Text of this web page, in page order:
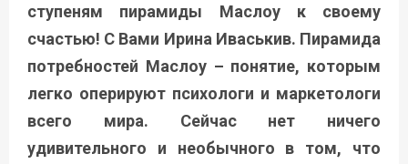
ступеням пирамиды Маслоу к своему
счастью! С Вами Ирина Иваськив. Пирамида
потребностей Маслоу – понятие, которым
легко оперируют психологи и маркетологи
всего мира. Сейчас нет ничего
удивительного и необычного в том, что